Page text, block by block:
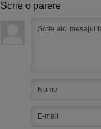
Scrie o parere